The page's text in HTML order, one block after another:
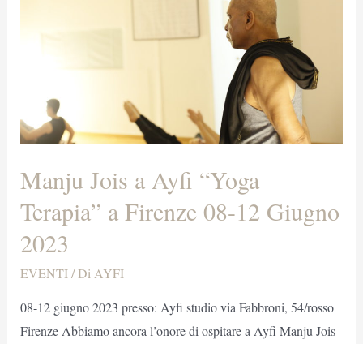
Manju Jois a Ayfi “Yoga
Terapia” a Firenze 08-12 Giugno
2023
EVENTI/ Di AYFI
08-12 giugno 2023 presso: Ayfi studio via Fabbroni, 54/rosso
Firenze Abbiamo ancora l’onore di ospitare a Ayfi Manju Jois